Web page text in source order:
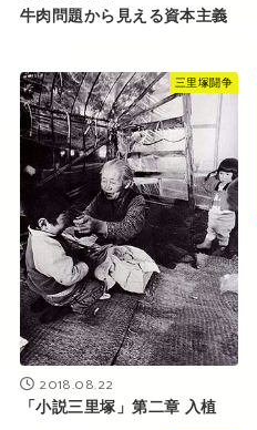
牛肉問題から見える資本主義
三里塚闘争
2018.08.22
「小説三里塚」第二章 入植